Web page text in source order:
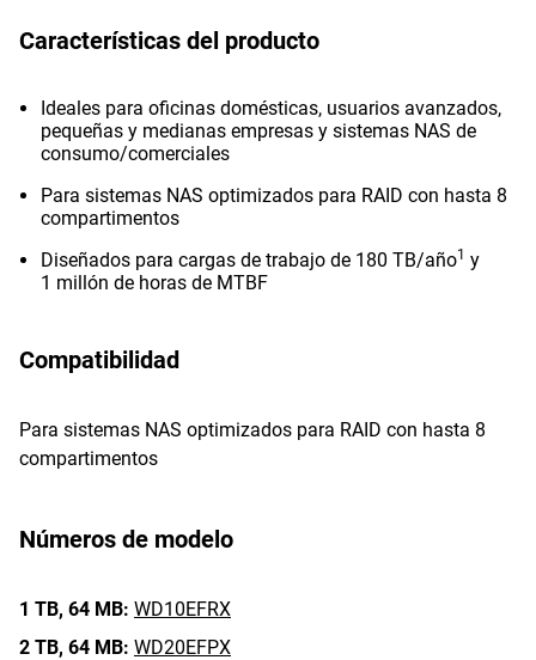
Características del producto
Ideales para oficinas domésticas, usuarios avanzados,
pequeñas y medianas empresas y sistemas NAS de
consumo/comerciales
Para sistemas NAS optimizados para RAID con hasta 8
compartimentos
Diseñados para cargas de trabajo de 180 TB/año1 y
1 millón de horas de MTBF
Compatibilidad
Para sistemas NAS optimizados para RAID con hasta 8
compartimentos
Números de modelo
1 TB, 64 MB: WD10EFRX
2 TB, 64 MB: WD20EFPX